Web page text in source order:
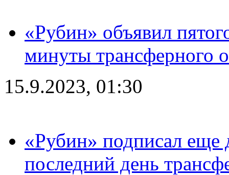
«Рубин» объявил
минуты трансферного
15.9.2023, 01:30
«Рубин» подписал еще
последний день